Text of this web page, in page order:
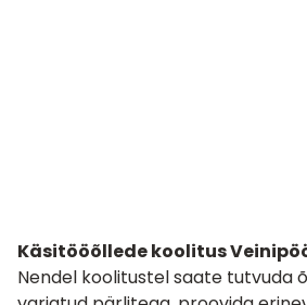
Käsitööõllede koolitus
Nendel koolitustel saate tutvuda